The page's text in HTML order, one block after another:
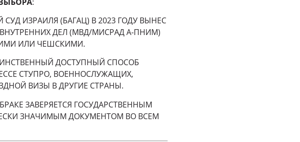
СУД ИЗРАИЛЯ (БАГАЦ) В 2023 ГОДУ ВЫНЕС
ДЕЛ (МВД/МИСРАД А-ПНИМ)
ИЛИ ЧЕШСКИМИ.
ДОСТУПНЫЙ СПОСОБ
СТУПРО, ВОЕННОСЛУЖАЩИХ,
ВИЗЫ В ДРУГИЕ СТРАНЫ.
ЗАВЕРЯЕТСЯ ГОСУДАРСТВЕННЫМ
ЗНАЧИМЫМ ДОКУМЕНТОМ ВО ВСЕМ